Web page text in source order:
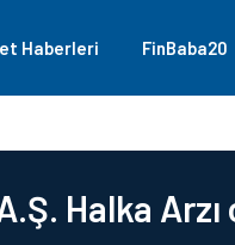
Haberleri FinBaba20
Halka Arzı